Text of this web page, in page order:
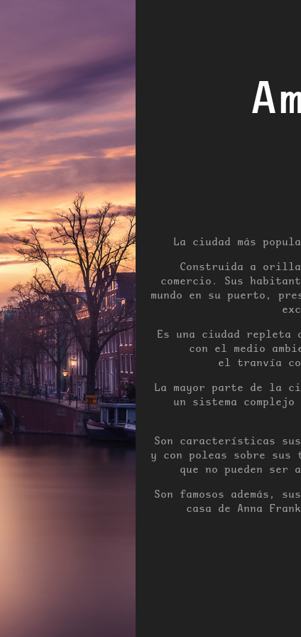
La ciudad más
Construida a
comercio. Sus
mundo en su puerto,
Es una ciudad repleta
con el medio
el tranvía
La mayor parte de la
un sistema
Son características
y con poleas sobre sus
que no pueden ser
Son famosos
casa de Anna